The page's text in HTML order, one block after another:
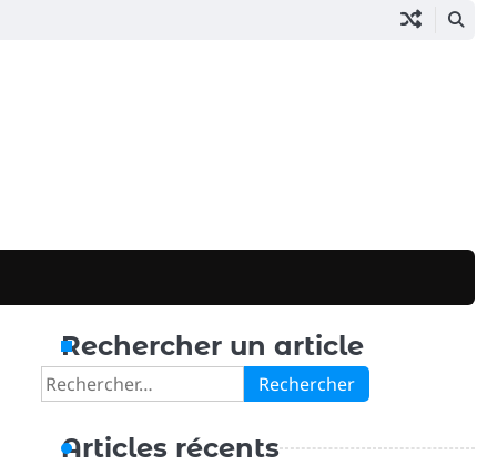
Rechercher un article
Rechercher :
Articles récents